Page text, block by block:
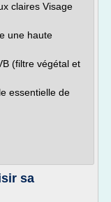
claires Visage
une haute
(filtre végétal et
essentielle de
sa